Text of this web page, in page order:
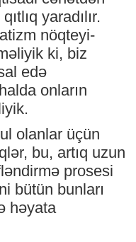
yaradılır.
nöqteyi-
ki, biz
edə
onların
olanlar üçün
bu, artıq uzun
prosesi
bütün bunları
həyata